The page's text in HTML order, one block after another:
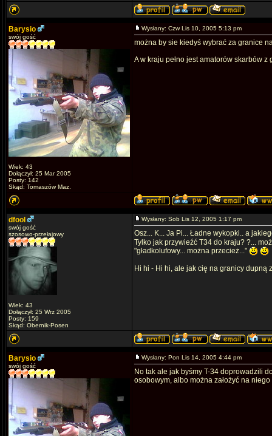
Barysio
swój gość
Wiek: 43
Dołączył: 25 Mar 2005
Posty: 142
Skąd: Tomaszów Maz.
Wysłany: Czw Lis 10, 2005 5:13 pm
można by sie kiedyś wybrać za granice
A w kraju pełno jest amatorów skarbów
dfool
swój gość
szosowo-przełajowy
Wiek: 43
Dołączył: 25 Wrz 2005
Posty: 159
Skąd: Obernik-Posen
Wysłany: Sob Lis 12, 2005 1:17 pm
Osz... K... Ja Pi... Ładne wykopki.. a
Tylko jak przywieźć T34 do kraju? ?...
"gładkolufowy... można przecież..."
Hi hi - Hi hi, ale jak cię na granicy dupną
Barysio
swój gość
Wysłany: Pon Lis 14, 2005 4:44 pm
No tak ale jak byśmy T-34 doprowadzili
osobowym, albo można założyć na